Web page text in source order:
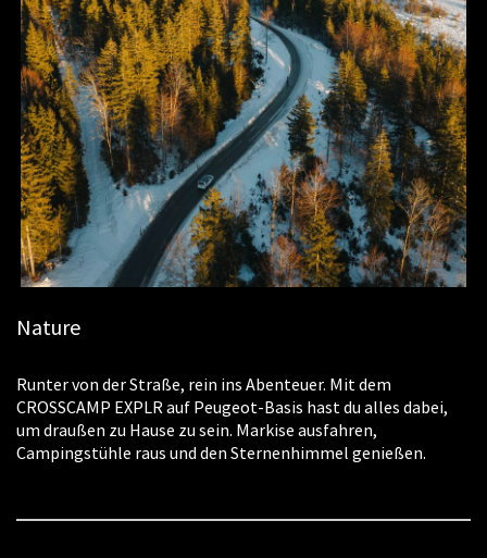
Nature
Runter von der Straße, rein ins Abenteuer. Mit dem
CROSSCAMP EXPLR auf Peugeot-Basis hast du alles dabei,
um draußen zu Hause zu sein. Markise ausfahren,
Campingstühle raus und den Sternenhimmel genießen.